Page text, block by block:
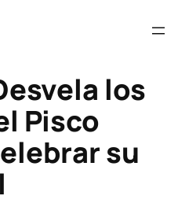
los
Pisco
su